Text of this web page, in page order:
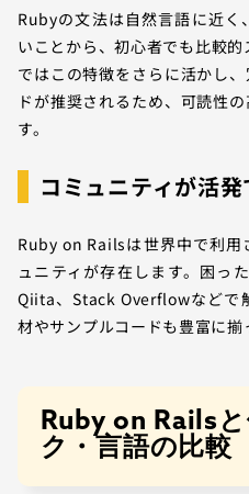
Rubyの文法は自然言語に近く
いことから、初心者でも比較
ではこの特徴をさらに活かし
ドが推奨されるため、可読性
す。
コミュニティが活
Ruby on Railsは世界中で利用
ュニティが存在します。困っ
Qiita、Stack Overflowなどで
材やサンプルコードも豊富に揃
Ruby on Rails
ク・言語の比較